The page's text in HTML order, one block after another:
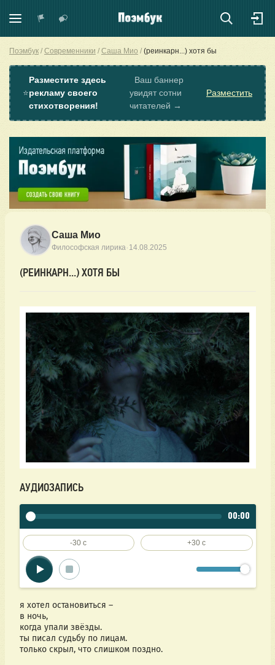
Поэмбук Современники Саша Мио (реинкарн...) хотя бы
⭐
Разместите здесь
рекламу своего
стихотворения!
Ваш баннер
увидят сотни
читателей →
Разместить
Саша Мио
Философская лирика· 14.08.2025
(РЕИНКАРН...) ХОТЯ БЫ
АУДИОЗАПИСЬ
00:00
-30 c +30 c
я хотел остановиться –
в ночь,
когда упали звёзды.
ты писал судьбу по лицам.
только скрыл, что слишком поздно.